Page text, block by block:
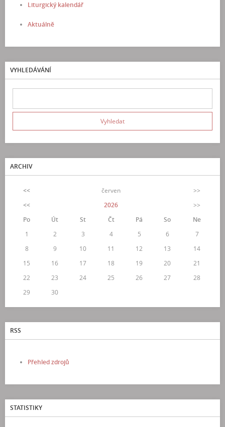
Liturgický kalendář
Aktuálně
VYHLEDÁVÁNÍ
ARCHIV
<< červen
>>
<<
2026
>>
Po
Út St Čt Pá So
Ne
1
2 3 4 5 6
7
8
9 10 11 12 13
14
15
16 17 18 19 20
21
22
23 24 25 26 27
28
29
30
RSS
Přehled zdrojů
STATISTIKY